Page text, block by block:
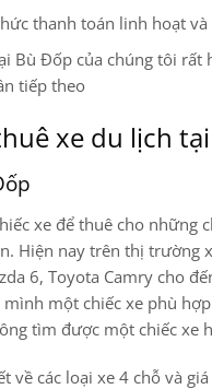
thanh toán linh hoạt
Bù Đốp của chúng tôi
tiếp theo
xe du lịch
xe để thuê cho
Hiện nay trên thị trường
6, Toyota Camry cho
một chiếc xe phù
tìm được một chiếc xe
về các loại xe 4 chỗ và